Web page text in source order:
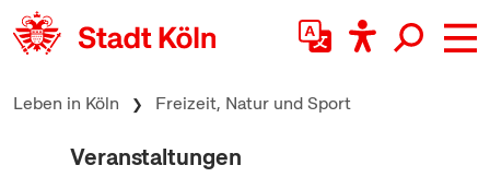
zum Inhalt springen
Leben in Köln Freizeit, Natur und Sport
Veranstaltungen